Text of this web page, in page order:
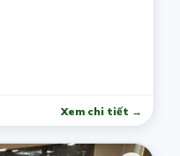
Xem chi tiết →